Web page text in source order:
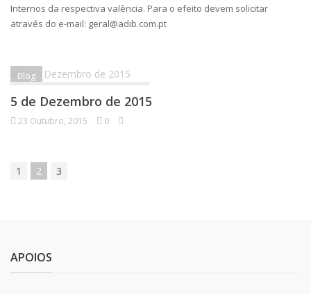
Internos da respectiva valência. Para o efeito devem solicitar
através do e-mail: geral@adib.com.pt
Blog
5 de Dezembro de 2015
23 Outubro, 2015 0
1 2 3
APOIOS